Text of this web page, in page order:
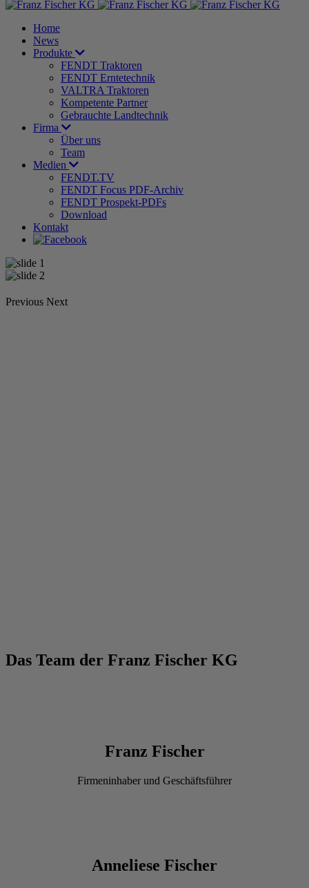
Home
News
Produkte
FENDT Traktoren
FENDT Erntetechnik
VALTRA Traktoren
Kompetente Partner
Gebrauchte Landtechnik
Firma
Über uns
Team
Medien
FENDT.TV
FENDT Focus PDF-Archiv
FENDT Prospekt-PDFs
Download
Kontakt
Previous Next
Das Team der Franz Fischer KG
Franz Fischer
Firmeninhaber und Geschäftsführer
Anneliese Fischer